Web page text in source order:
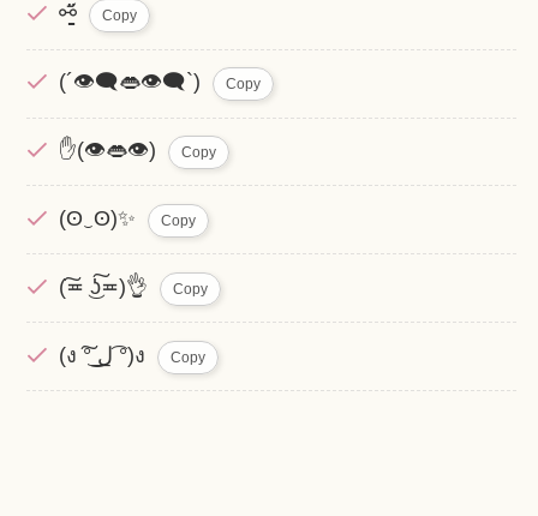
⚯̱̈᷄ Copy
(´👁‍🗨👄👁‍🗨`) Copy
✋(👁️👄👁️) Copy
(⁠ʘ⁠‿⁠ʘ⁠)✨ Copy
(͠≖ ͜ʖ͠≖)👌 Copy
(ง ͠° ͟ل͜ ͡°)ง Copy